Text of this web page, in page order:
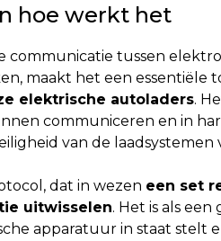
hoe werkt het
communicatie tussen
maakt het een essentiële
elektrische autoladers.
communiceren en in
van de laadsystemen
dat in wezen een set
uitwisselen. Het is als
apparatuur in staat stelt